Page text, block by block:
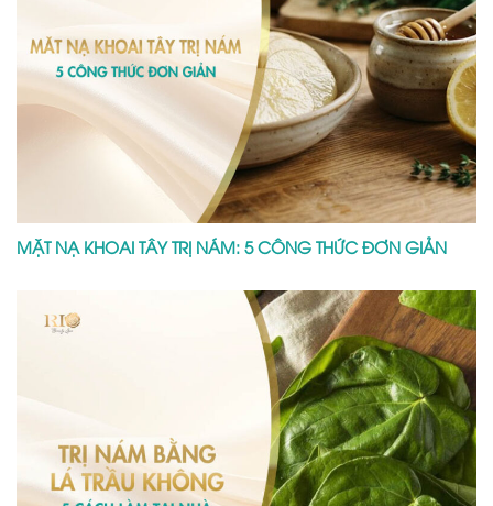
MẶT NẠ KHOAI TÂY TRỊ NÁM: 5 CÔNG THỨC ĐƠN GIẢN